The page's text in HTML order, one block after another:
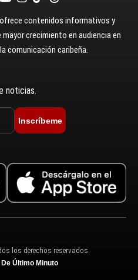
contenidos informativos y
crecimiento en audiencia en
comunicación caribeña.
noticias.
Inscríbeme
los derechos reservados.
Último Minuto